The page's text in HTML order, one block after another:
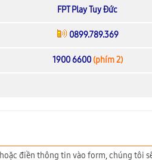
FPT Play Tuy Đức
0899.789.369
1900 6600(phím 2)
hoặc điền thông tin vào form, chúng tôi